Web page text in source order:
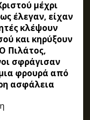
μέχρι
έλεγαν, είχαν
κλέψουν
και κηρύξουν
Πιλάτος,
σφράγισαν
φρουρά από
ασφάλεια